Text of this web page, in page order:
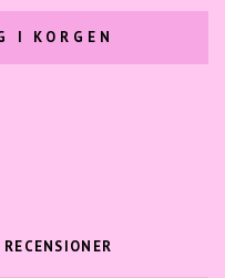
I KORGEN
RECENSIONER